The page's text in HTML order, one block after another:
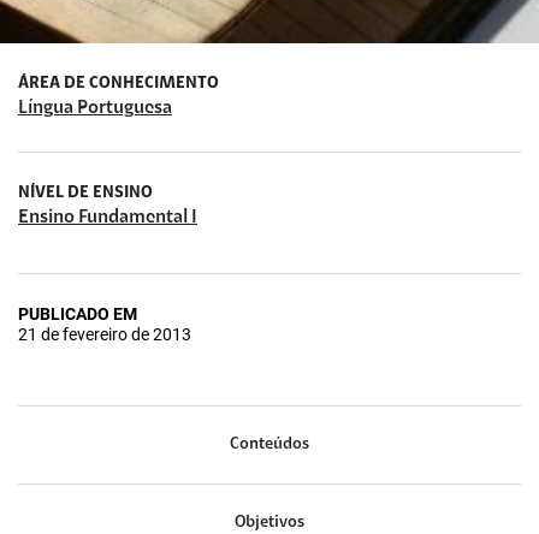
ÁREA DE CONHECIMENTO
Língua Portuguesa
NÍVEL DE ENSINO
Ensino Fundamental I
PUBLICADO EM
21 de fevereiro de 2013
Conteúdos
Objetivos